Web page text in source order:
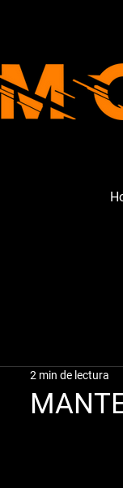
2 min de lectura